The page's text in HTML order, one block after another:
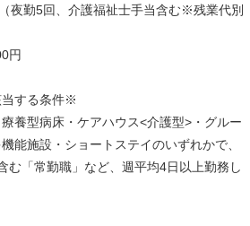
夜勤5回、介護福祉士手当含む※残業代別
円
する条件※
養型病床・ケアハウス<介護型>・グルー
能施設・ショートステイのいずれかで、
む「常勤職」など、週平均4日以上勤務し